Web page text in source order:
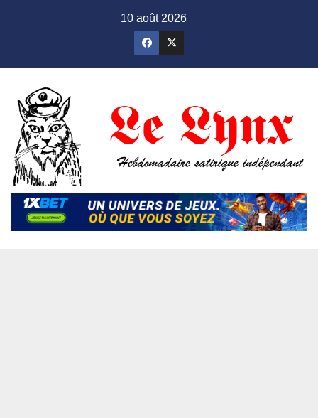
10 août 2026